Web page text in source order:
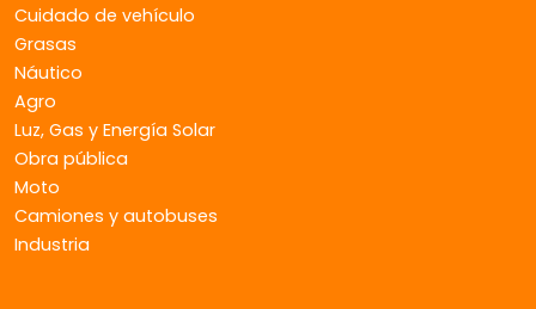
Cuidado de vehículo
Grasas
Náutico
Agro
Luz, Gas y Energía Solar
Obra pública
Moto
Camiones y autobuses
Industria